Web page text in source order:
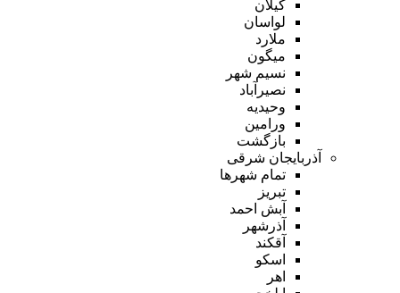
کیلان
لواسان
ملارد
میگون
نسیم شهر
نصیرآباد
وحیدیه
ورامین
بازگشت
آذربایجان شرقی
تمام شهر‌ها
تبریز
آبش احمد
آذرشهر
آقکند
اسکو
اهر